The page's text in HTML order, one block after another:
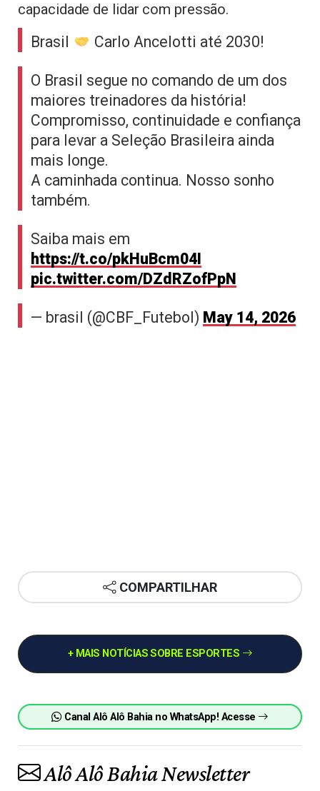
capacidade de lidar com pressão.
Brasil Carlo Ancelotti até 2030!
O Brasil segue no comando de um dos
maiores treinadores da história!
Compromisso, continuidade e confiança
para levar a Seleção Brasileira ainda
mais longe.
A caminhada continua. Nosso sonho
também.
Saiba mais em
https://t.co/pkHuBcm04I
pic.twitter.com/DZdRZofPpN
— brasil (@CBF_Futebol) May 14, 2026
COMPARTILHAR
+ MAIS NOTÍCIAS SOBRE ESPORTES
Canal Alô Alô Bahia no WhatsApp! Acesse
Alô Alô Bahia Newsletter